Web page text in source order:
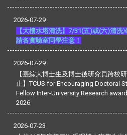
2026-07-29
【大樓水塔清洗】7/31(五)或(六)清洗
請各實驗室同學注意！
2026-07-29
【臺綜大博士生及博士後研究員跨校
止】TCUS for Encouraging Doctoral
Fellow Inter-University Research
2026
2026-07-23